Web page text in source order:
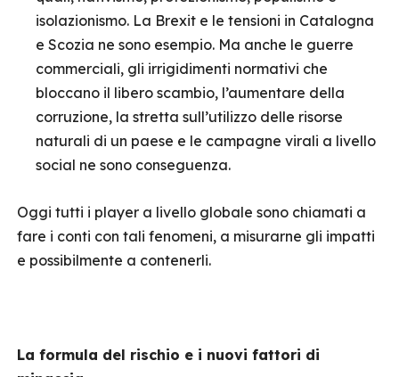
isolazionismo. La Brexit e le tensioni in Catalogna
e Scozia ne sono esempio. Ma anche le guerre
commerciali, gli irrigidimenti normativi che
bloccano il libero scambio, l’aumentare della
corruzione, la stretta sull’utilizzo delle risorse
naturali di un paese e le campagne virali a livello
social ne sono conseguenza.
Oggi tutti i player a livello globale sono chiamati a
fare i conti con tali fenomeni, a misurarne gli impatti
e possibilmente a contenerli.
La formula del rischio e i nuovi fattori di